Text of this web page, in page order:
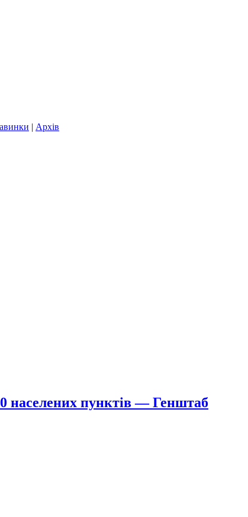
| Архів
населених пунктів — Генштаб